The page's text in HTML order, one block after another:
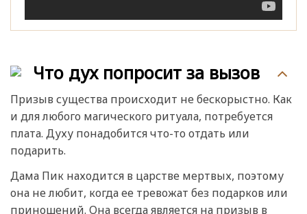
Что дух попросит за вызов
Призыв существа происходит не бескорыстно. Как
и для любого магического ритуала, потребуется
плата. Духу понадобится что-то отдать или
подарить.
Дама Пик находится в царстве мертвых, поэтому
она не любит, когда ее тревожат без подарков или
приношений. Она всегда является на призыв в